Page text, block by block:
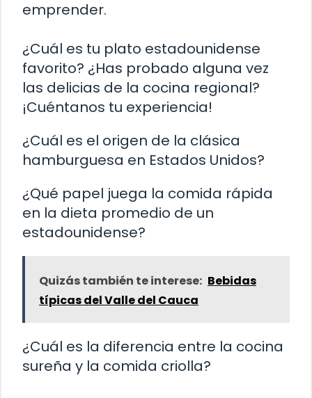
emprender.
¿Cuál es tu plato estadounidense
favorito? ¿Has probado alguna vez
las delicias de la cocina regional?
¡Cuéntanos tu experiencia!
¿Cuál es el origen de la clásica
hamburguesa en Estados Unidos?
¿Qué papel juega la comida rápida
en la dieta promedio de un
estadounidense?
Quizás también te interese: Bebidas
típicas del Valle del Cauca
¿Cuál es la diferencia entre la cocina
sureña y la comida criolla?